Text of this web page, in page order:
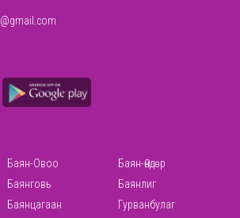
Баян-Овоо
Баян-Өндөр
Баянговь
Баянлиг
Баянцагаан
Гурванбулаг